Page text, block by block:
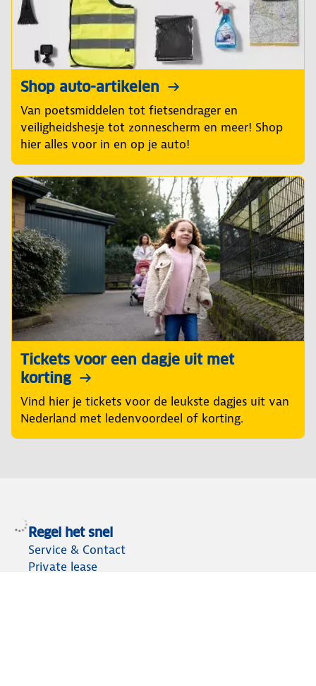
Shop auto-artikelen
Van poetsmiddelen tot fietsendrager en
veiligheidshesje tot zonnescherm en meer! Shop
hier alles voor in en op je auto!
Tickets voor een dagje uit met
korting
Vind hier je tickets voor de leukste dagjes uit van
Nederland met ledenvoordeel of korting.
Regel het snel
Service & Contact
Private lease